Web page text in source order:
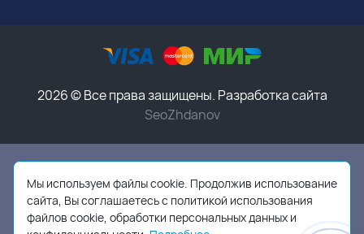
2026 © Все права защищены. Разработка сайта
SeoZhdanov
Данный интернет-магазин носит исключительно
информационный характер и ни при каких условиях
информационные материалы, размеры, фото и цены
сайта не являются публичной офертой, в соответствии
Мы используем файлы cookie. Продолжив использование
сайта, Вы соглашаетесь с политикой использования
файлов cookie, обработки персональных данных и